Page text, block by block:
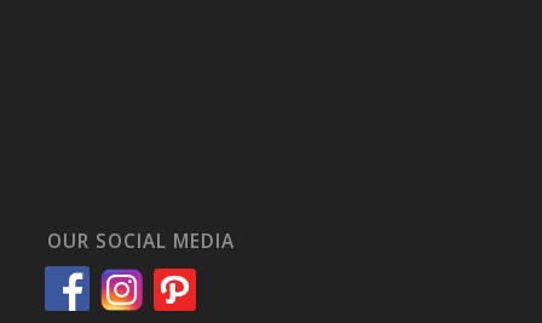
OUR SOCIAL MEDIA